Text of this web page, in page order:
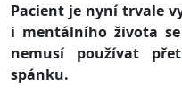
Pacient je nyní trvale
i mentálního života
nemusí používat
spánku.